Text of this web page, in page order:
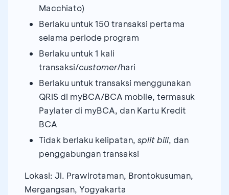
Macchiato)
Berlaku untuk 150 transaksi pertama
selama periode program
Berlaku untuk 1 kali
transaksi/customer/hari
Berlaku untuk transaksi menggunakan
QRIS di myBCA/BCA mobile, termasuk
Paylater di myBCA, dan Kartu Kredit
BCA
Tidak berlaku kelipatan, split bill, dan
penggabungan transaksi
Lokasi: Jl. Prawirotaman, Brontokusuman,
Mergangsan, Yogyakarta